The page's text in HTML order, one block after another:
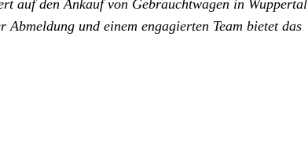
auf den Ankauf von Gebrauchtwagen in Wuppertal
und einem engagierten Team bietet das